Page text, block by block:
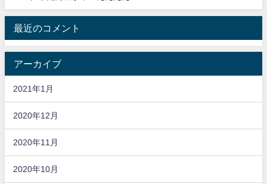
最近のコメント
アーカイブ
2021年1月
2020年12月
2020年11月
2020年10月